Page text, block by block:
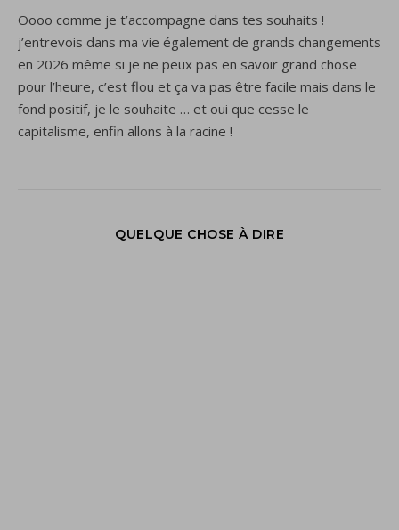
Oooo comme je t’accompagne dans tes souhaits !
j’entrevois dans ma vie également de grands changements
en 2026 même si je ne peux pas en savoir grand chose
pour l’heure, c’est flou et ça va pas être facile mais dans le
fond positif, je le souhaite … et oui que cesse le
capitalisme, enfin allons à la racine !
QUELQUE CHOSE À DIRE